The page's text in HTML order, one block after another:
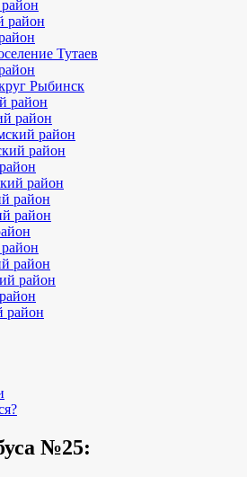
район
Тутаев
Рыбинск
район
район
район
район
район
район
район
район
район
район
№25: